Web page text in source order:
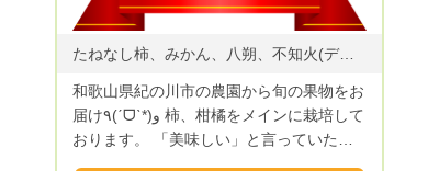
たねなし柿、みかん、八朔、不知火(デコポン) 、はっさくジュース、南高梅、キウイ
和歌山県紀の川市の農園から旬の果物をお
届け٩(ˊᗜˋ*)و 柿、柑橘をメインに栽培して
おります。 「美味しい」と言っていただ
ける果物目指してます( ᵕᴗᵕ ) 6月上旬頃の